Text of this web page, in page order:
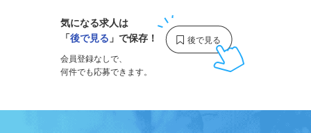
気になる求人は
「後で見る 」で保存！
会員登録なしで、
何件でも応募できます。